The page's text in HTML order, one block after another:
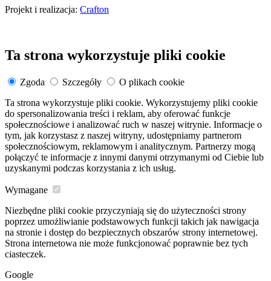
Projekt i realizacja: Crafton
Ta strona wykorzystuje pliki cookie
Zgoda Szczegóły
O plikach cookie
Ta strona wykorzystuje pliki cookie. Wykorzystujemy pliki cookie
do spersonalizowania treści i reklam, aby oferować funkcje
społecznościowe i analizować ruch w naszej witrynie. Informacje o
tym, jak korzystasz z naszej witryny, udostępniamy partnerom
społecznościowym, reklamowym i analitycznym. Partnerzy mogą
połączyć te informacje z innymi danymi otrzymanymi od Ciebie lub
uzyskanymi podczas korzystania z ich usług.
Wymagane
Niezbędne pliki cookie przyczyniają się do użyteczności strony
poprzez umożliwianie podstawowych funkcji takich jak nawigacja
na stronie i dostęp do bezpiecznych obszarów strony internetowej.
Strona internetowa nie może funkcjonować poprawnie bez tych
ciasteczek.
Google